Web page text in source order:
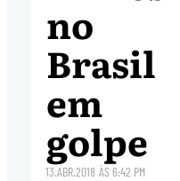
no
Brasil
em
golpe
13.ABR.2018 ÀS6:42 PM